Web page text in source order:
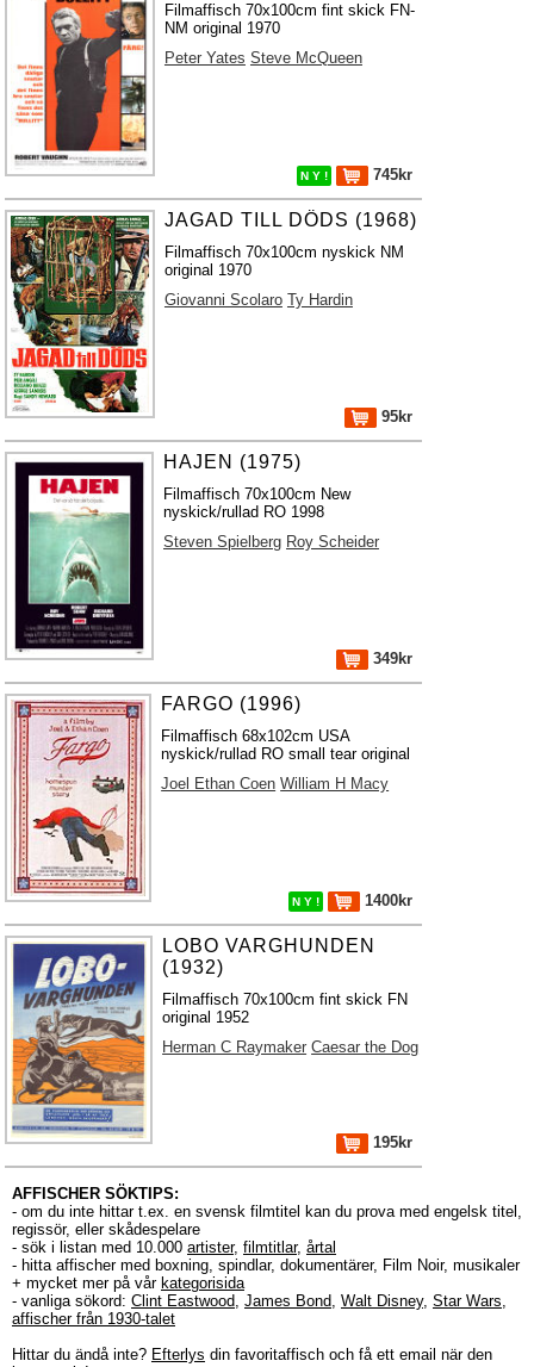
Filmaffisch 70x100cm fint skick FN-
NM original 1970
Peter Yates Steve McQueen
N Y ! 745kr
JAGAD TILL DÖDS (1968)
Filmaffisch 70x100cm nyskick NM
original 1970
Giovanni Scolaro Ty Hardin
95kr
HAJEN (1975)
Filmaffisch 70x100cm New
nyskick/rullad RO 1998
Steven Spielberg Roy Scheider
349kr
FARGO (1996)
Filmaffisch 68x102cm USA
nyskick/rullad RO small tear original
Joel Ethan Coen William H Macy
N Y ! 1400kr
LOBO VARGHUNDEN
(1932)
Filmaffisch 70x100cm fint skick FN
original 1952
Herman C Raymaker Caesar the Dog
195kr
AFFISCHER SÖKTIPS:
- om du inte hittar t.ex. en svensk filmtitel kan du prova med engelsk titel,
regissör, eller skådespelare
- sök i listan med 10.000 artister, filmtitlar, årtal
- hitta affischer med boxning, spindlar, dokumentärer, Film Noir, musikaler
+ mycket mer på vår kategorisida
- vanliga sökord: Clint Eastwood, James Bond, Walt Disney, Star Wars,
affischer från 1930-talet
Hittar du ändå inte? Efterlys din favoritaffisch och få ett email när den